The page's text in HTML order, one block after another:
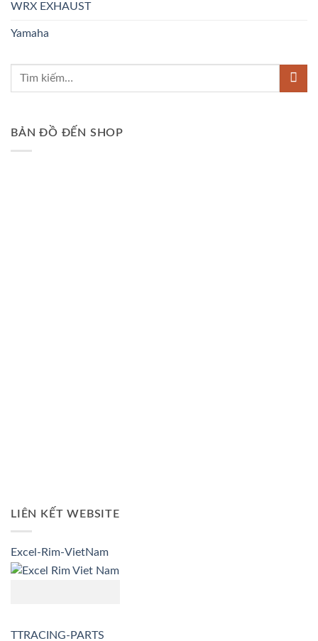
WRX EXHAUST
Yamaha
BẢN ĐỒ ĐẾN SHOP
LIÊN KẾT WEBSITE
Excel-Rim-VietNam
TTRACING-PARTS